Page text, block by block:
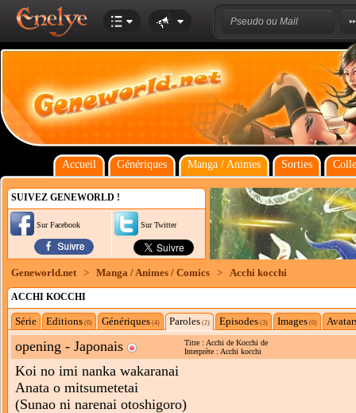
Accueil Génériques Manga / Animes Sorties
SUIVEZ GENEWORLD !
Sur Facebook Sur Twitter
Geneworld.net > Manga / Animes / Comics > Acchi kocchi
ACCHI KOCCHI
Série Editions (0) Génériques (4) Paroles (2) Episodes (3) Images (0)
opening - Japonais
Titre : Acchi de Kocchi de
Interprète : Acchi kocchi
Koi no imi nanka wakaranai
Anata o mitsumetetai
(Sunao ni narenai otoshigoro)